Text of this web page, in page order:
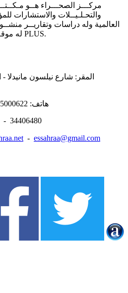
مركـــز الصحـــراء هــو
والتحـلـيــلات والاستشارات
العالمية وله دراسات وتقاريــر
له موقــع الصحراء ومنصة الصحراء PLUS.
هاتف: 25000622 - 45250731 - 45255931
34406480
- essahraa@gmail.com